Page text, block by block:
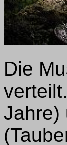
Die
Jahre)